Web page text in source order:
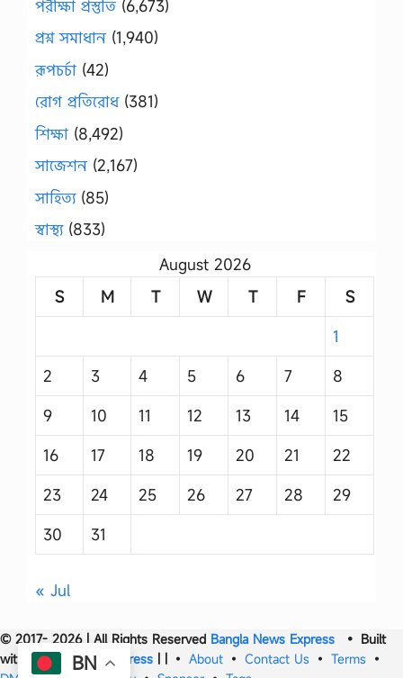
পরীক্ষা প্রস্তুতি (6,673)
প্রশ্ন সমাধান (1,940)
রূপচর্চা (42)
রোগ প্রতিরোধ(381)
শিক্ষা (8,492)
সাজেশন (2,167)
সাহিত্য(85)
স্বাস্থ্য(833)
August 2026
S
M T W T F
S
1
2
3 4 5 6 7
8
9
10 11 12 13 14
15
16
17 18 19 20 21
22
23
24 25 26 27 28
29
30
31
« Jul
© 2017- 2026 | All Rights Reserved Bangla News Express • Built
with
Bangla News Express | | • About • Contact Us • Terms •
BN